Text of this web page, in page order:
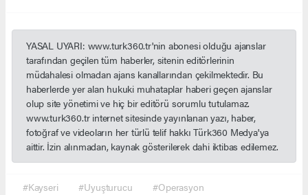
YASAL UYARI: www.turk360.tr'nin abonesi olduğu ajanslar
tarafından geçilen tüm haberler, sitenin editörlerinin
müdahalesi olmadan ajans kanallarından çekilmektedir. Bu
haberlerde yer alan hukuki muhataplar haberi geçen ajanslar
olup site yönetimi ve hiç bir editörü sorumlu tutulamaz.
www.turk360.tr internet sitesinde yayınlanan yazı, haber,
fotoğraf ve videoların her türlü telif hakkı Türk360 Medya'ya
aittir. İzin alınmadan, kaynak gösterilerek dahi iktibas edilemez.
#Kayseri #Uyuşturucu #Operasyon